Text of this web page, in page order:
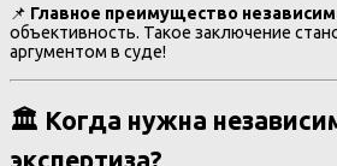
📌 Главное преимущество
объективность. Такое заключение
аргументом в суде!
🏛️ Когда нужна
экспертиза?